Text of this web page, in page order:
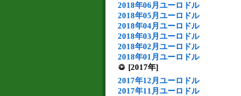
2018年06月ユーロドル
2018年05月ユーロドル
2018年04月ユーロドル
2018年03月ユーロドル
2018年02月ユーロドル
2018年01月ユーロドル
[2017年]
2017年12月ユーロドル
2017年11月ユーロドル